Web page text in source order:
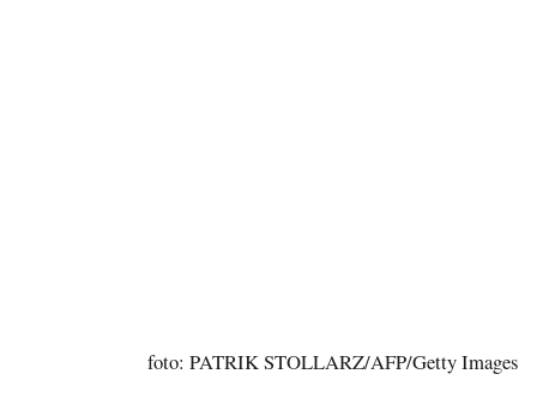
foto: PATRIK STOLLARZ/AFP/Getty Images